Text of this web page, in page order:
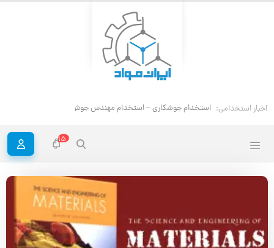
اخبار استخدامی: استخدام مهندس خوردگی
15